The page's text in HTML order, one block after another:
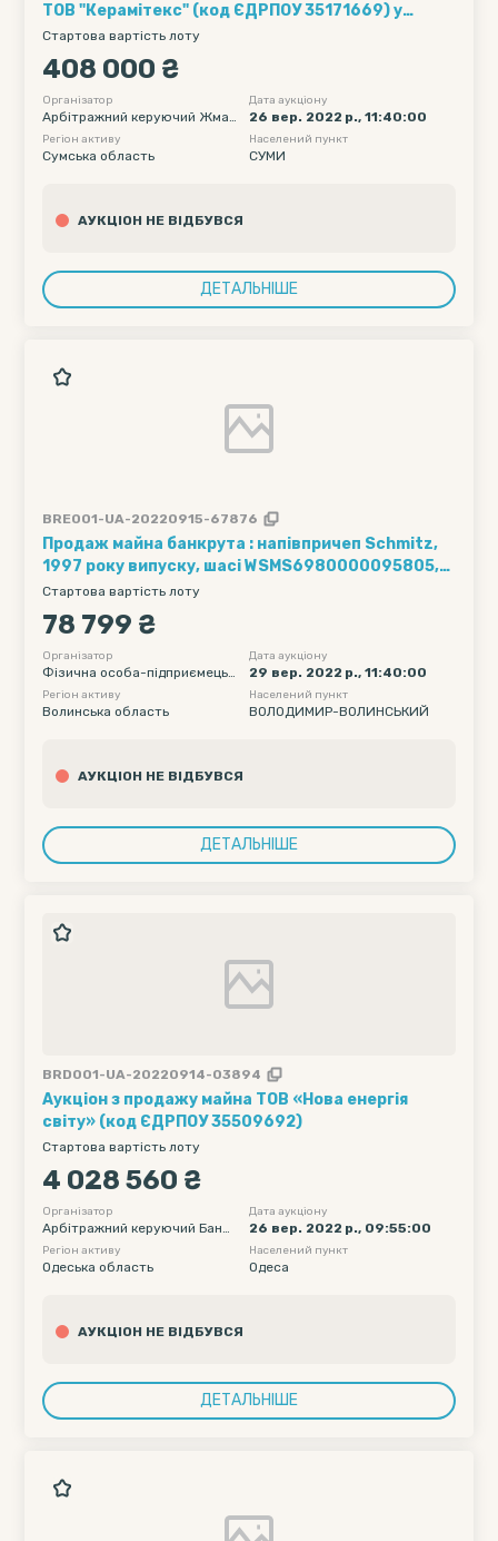
ТОВ "Керамітекс" (код ЄДРПОУ 35171669) у
справі про банкрутство № 5021/1088/12
Стартова вартість лоту
408 000 ₴
Організатор
Арбітражний керуючий Жмак
ін Сергій Андрійович
Дата аукціону
26 вер. 2022 р., 11:40:00
Регіон активу
Сумська область
Населений пункт
СУМИ
АУКЦІОН НЕ ВІДБУВСЯ
ДЕТАЛЬНІШЕ
BRE001-UA-20220915-67876
Продаж майна банкрута : напівпричеп Schmitz,
1997 року випуску, шасі WSMS6980000095805,
держаний номерний знак - АС6572ХХ,
тентований.
Стартова вартість лоту
78 799 ₴
Організатор
Фізична особа-підприємець
БОРУСЕВИЧ ВАДИМ ЛЕОНІДО
ВИЧ
Дата аукціону
29 вер. 2022 р., 11:40:00
Регіон активу
Волинська область
Населений пункт
ВОЛОДИМИР-ВОЛИНСЬКИЙ
АУКЦІОН НЕ ВІДБУВСЯ
ДЕТАЛЬНІШЕ
BRD001-UA-20220914-03894
Аукціон з продажу майна ТОВ «Нова енергія
світу» (код ЄДРПОУ 35509692)
Стартова вартість лоту
4 028 560 ₴
Організатор
Арбітражний керуючий Банд
ола Олександр Олексійович
Дата аукціону
26 вер. 2022 р., 09:55:00
Регіон активу
Одеська область
Населений пункт
Одеса
АУКЦІОН НЕ ВІДБУВСЯ
ДЕТАЛЬНІШЕ